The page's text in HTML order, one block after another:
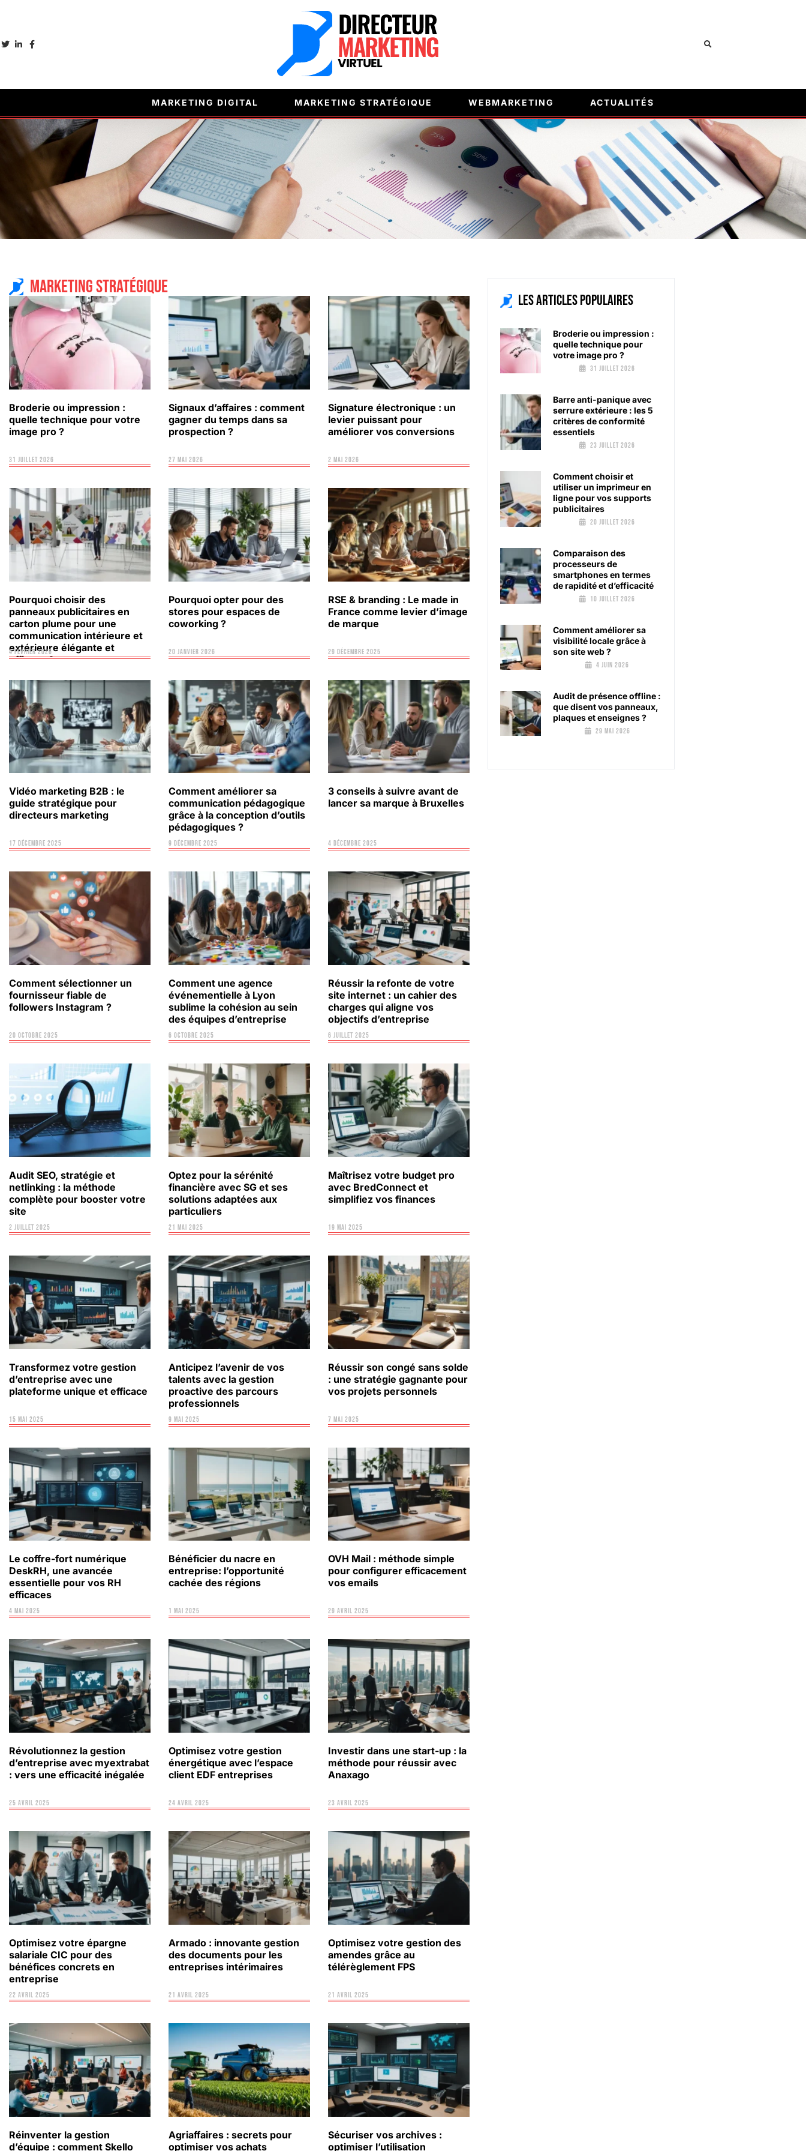
MARKETING DIGITAL MARKETING STRATÉGIQUE WEBMARKETING ACTUALITÉS
Marketing stratégique
Broderie ou impression :
quelle technique pour votre
image pro ?
31 juillet 2026
Signaux d’affaires : comment
gagner du temps dans sa
prospection ?
27 mai 2026
Signature électronique : un
levier puissant pour
améliorer vos conversions
2 mai 2026
Pourquoi choisir des
panneaux publicitaires en
carton plume pour une
communication intérieure et
extérieure élégante et
efficace ?
4 février 2026
Pourquoi opter pour des
stores pour espaces de
coworking ?
20 janvier 2026
RSE & branding : Le made in
France comme levier d’image
de marque
29 décembre 2025
Vidéo marketing B2B : le
guide stratégique pour
directeurs marketing
17 décembre 2025
Comment améliorer sa
communication pédagogique
grâce à la conception d’outils
pédagogiques ?
9 décembre 2025
3 conseils à suivre avant de
lancer sa marque à Bruxelles
4 décembre 2025
Comment sélectionner un
fournisseur fiable de
followers Instagram ?
20 octobre 2025
Comment une agence
événementielle à Lyon
sublime la cohésion au sein
des équipes d’entreprise
6 octobre 2025
Réussir la refonte de votre
site internet : un cahier des
charges qui aligne vos
objectifs d’entreprise
6 juillet 2025
Audit SEO, stratégie et
netlinking : la méthode
complète pour booster votre
site
2 juillet 2025
Optez pour la sérénité
financière avec SG et ses
solutions adaptées aux
particuliers
21 mai 2025
Maîtrisez votre budget pro
avec BredConnect et
simplifiez vos finances
19 mai 2025
Transformez votre gestion
d’entreprise avec une
plateforme unique et efficace
15 mai 2025
Anticipez l’avenir de vos
talents avec la gestion
proactive des parcours
professionnels
9 mai 2025
Réussir son congé sans solde
: une stratégie gagnante pour
vos projets personnels
7 mai 2025
Le coffre-fort numérique
DeskRH, une avancée
essentielle pour vos RH
efficaces
4 mai 2025
Bénéficier du nacre en
entreprise: l’opportunité
cachée des régions
1 mai 2025
OVH Mail : méthode simple
pour configurer efficacement
vos emails
29 avril 2025
Révolutionnez la gestion
d’entreprise avec myextrabat
: vers une efficacité inégalée
25 avril 2025
Optimisez votre gestion
énergétique avec l’espace
client EDF entreprises
24 avril 2025
Investir dans une start-up : la
méthode pour réussir avec
Anaxago
23 avril 2025
Optimisez votre épargne
salariale CIC pour des
bénéfices concrets en
entreprise
22 avril 2025
Armado : innovante gestion
des documents pour les
entreprises intérimaires
21 avril 2025
Optimisez votre gestion des
amendes grâce au
télérèglement FPS
21 avril 2025
Réinventer la gestion
d’équipe : comment Skello
Agriaffaires : secrets pour
optimiser vos achats
Sécuriser vos archives :
optimiser l’utilisation
Les articles populaires
Broderie ou impression :
quelle technique pour
votre image pro ?
31 juillet 2026
Barre anti-panique avec
serrure extérieure : les 5
critères de conformité
essentiels
23 juillet 2026
Comment choisir et
utiliser un imprimeur en
ligne pour vos supports
publicitaires
20 juillet 2026
Comparaison des
processeurs de
smartphones en termes
de rapidité et d’efficacité
10 juillet 2026
Comment améliorer sa
visibilité locale grâce à
son site web ?
4 juin 2026
Audit de présence offline :
que disent vos panneaux,
plaques et enseignes ?
29 mai 2026